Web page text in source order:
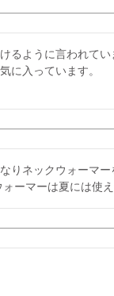
るように言われてい
に入っています。
りネックウォーマー
ーマーは夏には使